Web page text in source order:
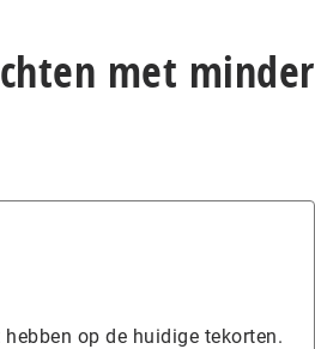
met minder
op de huidige tekorten.